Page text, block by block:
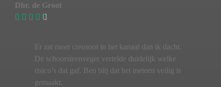
Dhr. de Groot
Er zat meer creosoot in het kanaal dan ik dacht.
De schoorsteenveger vertelde duidelijk welke
risico’s dat gaf. Ben blij dat het meteen veilig is
gemaakt.